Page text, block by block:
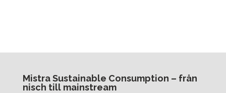
Mistra Sustainable Consumption – från
nisch till mainstream